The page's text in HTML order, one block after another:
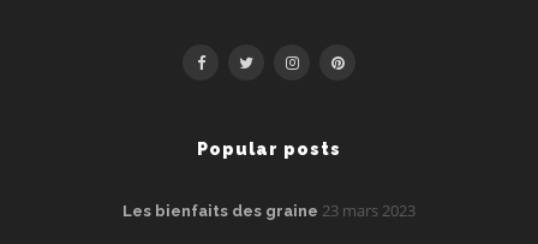
Popular posts
Les bienfaits des graine 23 mars 2023